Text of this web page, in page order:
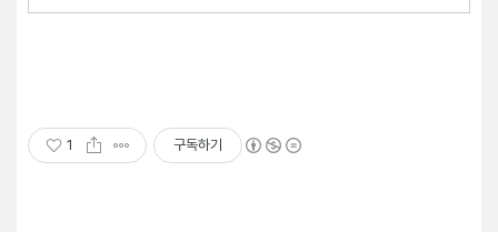
1 구독하기